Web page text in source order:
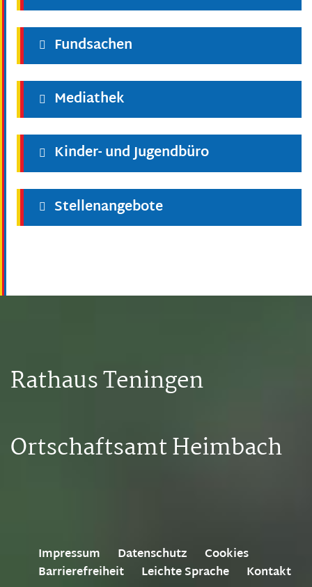
Fundsachen
Mediathek
Kinder- und Jugendbüro
Stellenangebote
Rathaus Teningen
Ortschaftsamt Heimbach
Impressum Datenschutz
Cookies
Barrierefreiheit
Leichte Sprache Kontakt